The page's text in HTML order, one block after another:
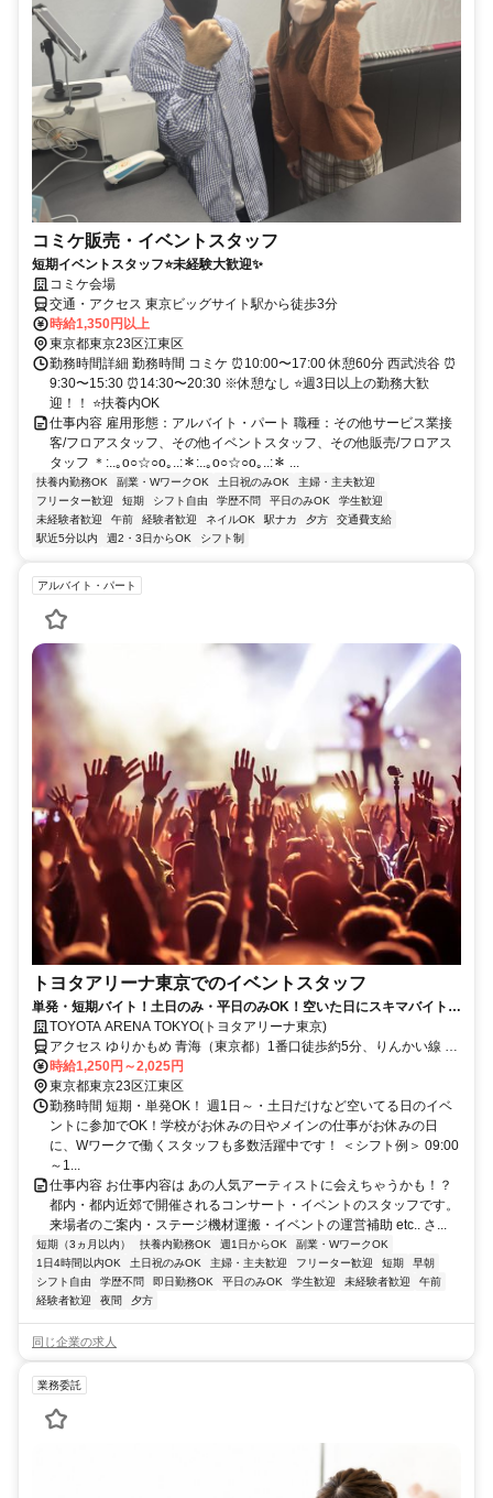
コミケ販売・イベントスタッフ
短期イベントスタッフ⭐未経験大歓迎✨
コミケ会場
交通・アクセス 東京ビッグサイト駅から徒歩3分
時給1,350円以上
東京都東京23区江東区
勤務時間詳細 勤務時間 コミケ ⏰10:00〜17:00 休憩60分 西武渋谷 ⏰
9:30〜15:30 ⏰14:30〜20:30 ※休憩なし ⭐週3日以上の勤務大歓
迎！！ ⭐扶養内OK
仕事内容 雇用形態：アルバイト・パート 職種：その他サービス業接
客/フロアスタッフ、その他イベントスタッフ、その他販売/フロアス
タッフ ＊:..｡o○☆○o｡..:＊:..｡o○☆○o｡..:＊ ...
扶養内勤務OK 副業・WワークOK 土日祝のみOK
主婦・主夫歓迎
フリーター歓迎
短期 シフト自由 学歴不問 平日のみOK
学生歓迎
未経験者歓迎
午前 経験者歓迎 ネイルOK 駅ナカ 夕方
交通費支給
駅近5分以内
週2・3日からOK シフト制
アルバイト・パート
トヨタアリーナ東京でのイベントスタッフ
単発・短期バイト！土日のみ・平日のみOK！空いた日にスキマバイト！
未経験歓迎！髪色・髪型・ネイルOK
TOYOTA ARENA TOKYO(トヨタアリーナ東京)
アクセス ゆりかもめ 青海（東京都）1番口徒歩約5分、りんかい線 東
京テレポートA口徒歩約6分、ゆりかもめ お台場海浜公園2番口徒歩約
11分 「青海駅」徒歩5分、「東京テレポート」徒歩6分、「お台場海
浜公園駅」徒歩11分
時給1,250円～2,025円
東京都東京23区江東区
勤務時間 短期・単発OK！ 週1日～・土日だけなど空いてる日のイベ
ントに参加でOK！学校がお休みの日やメインの仕事がお休みの日
に、Wワークで働くスタッフも多数活躍中です！ ＜シフト例＞ 09:00
～1...
仕事内容 お仕事内容は あの人気アーティストに会えちゃうかも！？
都内・都内近郊で開催されるコンサート・イベントのスタッフです。
来場者のご案内・ステージ機材運搬・イベントの運営補助 etc.. さ...
短期（3ヵ月以内） 扶養内勤務OK 週1日からOK
副業・WワークOK
1日4時間以内OK
土日祝のみOK 主婦・主夫歓迎 フリーター歓迎 短期
早朝
シフト自由
学歴不問 即日勤務OK 平日のみOK 学生歓迎 未経験者歓迎
午前
経験者歓迎
夜間 夕方
同じ企業の求人
業務委託